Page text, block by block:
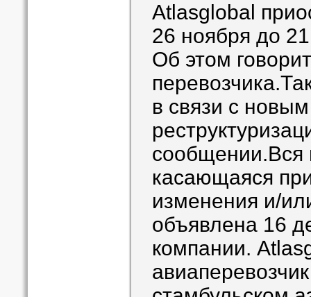
Atlasglobal
26 ноября до
Об этом
в связи с
сообщении.Вся
касающаяся
изменения и/
объявлена 16
компании.